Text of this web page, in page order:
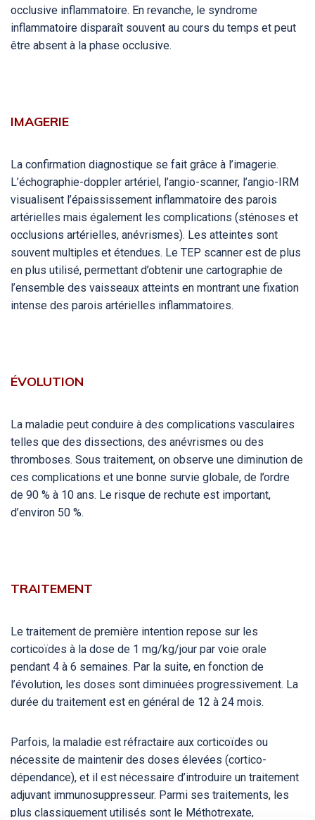
occlusive inflammatoire. En revanche, le syndrome
inflammatoire disparaît souvent au cours du temps et peut
être absent à la phase occlusive.
IMAGERIE
La confirmation diagnostique se fait grâce à l’imagerie.
L’échographie-doppler artériel, l’angio-scanner, l’angio-IRM
visualisent l’épaississement inflammatoire des parois
artérielles mais également les complications (sténoses et
occlusions artérielles, anévrismes). Les atteintes sont
souvent multiples et étendues. Le TEP scanner est de plus
en plus utilisé, permettant d’obtenir une cartographie de
l’ensemble des vaisseaux atteints en montrant une fixation
intense des parois artérielles inflammatoires.
ÉVOLUTION
La maladie peut conduire à des complications vasculaires
telles que des dissections, des anévrismes ou des
thromboses. Sous traitement, on observe une diminution de
ces complications et une bonne survie globale, de l’ordre
de 90 % à 10 ans. Le risque de rechute est important,
d’environ 50 %.
TRAITEMENT
Le traitement de première intention repose sur les
corticoïdes à la dose de 1 mg/kg/jour par voie orale
pendant 4 à 6 semaines. Par la suite, en fonction de
l’évolution, les doses sont diminuées progressivement. La
durée du traitement est en général de 12 à 24 mois.
Parfois, la maladie est réfractaire aux corticoïdes ou
nécessite de maintenir des doses élevées (cortico-
dépendance), et il est nécessaire d’introduire un traitement
adjuvant immunosuppresseur. Parmi ses traitements, les
plus classiquement utilisés sont le Méthotrexate,